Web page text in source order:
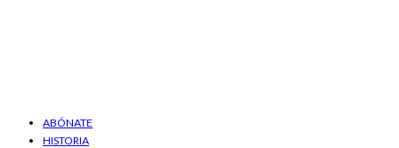
ABÓNATE
HISTORIA